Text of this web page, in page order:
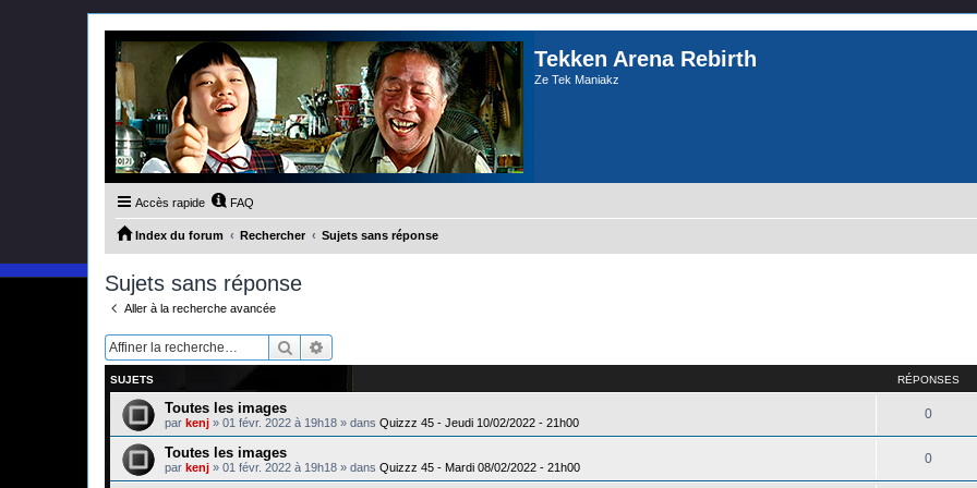
Tekken Arena Rebirth
Ze Tek Maniakz
Accès rapide FAQ
Index du forum Rechercher Sujets sans réponse
Sujets sans réponse
Aller à la recherche avancée
Rechercher
SUJETS RÉPONSES
Toutes les images
par kenj » 01 févr. 2022 à 19h18 » dans Quizzz 45 - Jeudi 10/02/2022 - 21h00
0
Toutes les images
par kenj » 01 févr. 2022 à 19h18 » dans Quizzz 45 - Mardi 08/02/2022 - 21h00
0